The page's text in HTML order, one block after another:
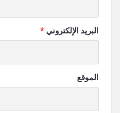
البريد الإلكتروني*
الموقع